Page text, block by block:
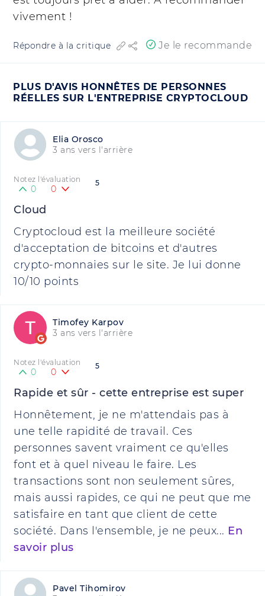
vivement !
Répondre à la critique Je le recommande
PLUS D'AVIS HONNÊTES DE PERSONNES
RÉELLES SUR L'ENTREPRISE CRYPTOCLOUD
Elia Orosco
3 ans vers l'arrière
5
Notez l'évaluation
0 0
Cloud
Cryptocloud est la meilleure société
d'acceptation de bitcoins et d'autres
crypto-monnaies sur le site. Je lui donne
10/10 points
Timofey Karpov
3 ans vers l'arrière
5
Notez l'évaluation
0 0
Rapide et sûr - cette entreprise est super
Honnêtement, je ne m'attendais pas à
une telle rapidité de travail. Ces
personnes savent vraiment ce qu'elles
font et à quel niveau le faire. Les
transactions sont non seulement sûres,
mais aussi rapides, ce qui ne peut que me
satisfaire en tant que client de cette
société. Dans l'ensemble, je ne peux... En
savoir plus
Pavel Tihomirov